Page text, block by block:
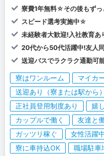
寮費1年無料☆その後もずっ
スピード選考実施中☆
未経験者大歓迎!入社教育あ
20代から50代活躍中!友人
送迎バスでラクラク通勤可
寮はワンルーム
マイカ
送迎あり（寮または駅から）
正社員登用制度あり
嬉
カップルで働く
友達と
ガッツリ稼ぐ
女性活躍
寮に車持込OK
職場駐車